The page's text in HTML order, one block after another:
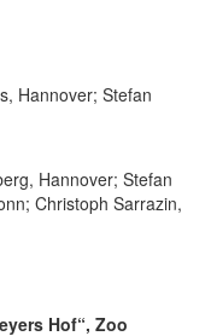
Hannover; Stefan
Hannover; Stefan
Christoph Sarrazin,
Hof“, Zoo